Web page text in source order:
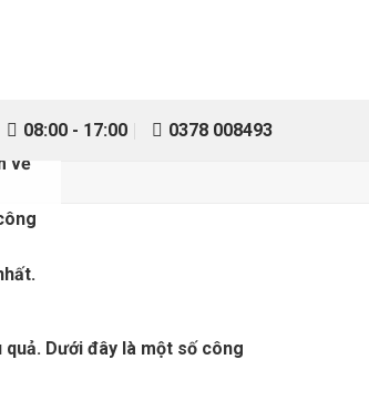
08:00 - 17:00 0378 008493
về
Dưới đây là một số công